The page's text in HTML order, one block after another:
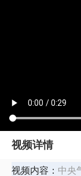
视频详情
视频内容： 中央